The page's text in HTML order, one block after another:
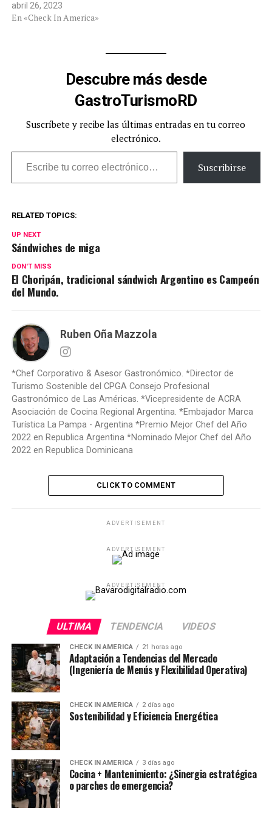
abril 26, 2023
En «Check In America»
Descubre más desde
GastroTurismoRD
Suscríbete y recibe las últimas entradas en tu correo
electrónico.
Escribe tu correo electrónico…
Suscribirse
RELATED TOPICS:
UP NEXT
Sándwiches de miga
DON'T MISS
El Choripán, tradicional sándwich Argentino es Campeón
del Mundo.
Ruben Oña Mazzola
*Chef Corporativo & Asesor Gastronómico. *Director de
Turismo Sostenible del CPGA Consejo Profesional
Gastronómico de Las Américas. *Vicepresidente de ACRA
Asociación de Cocina Regional Argentina. *Embajador Marca
Turística La Pampa - Argentina *Premio Mejor Chef del Año
2022 en Republica Argentina *Nominado Mejor Chef del Año
2022 en Republica Dominicana
CLICK TO COMMENT
ADVERTISEMENT
ADVERTISEMENT
ADVERTISEMENT
ULTIMA TENDENCIA VIDEOS
CHECK IN AMERICA 21 horas ago
Adaptación a Tendencias del Mercado
(Ingeniería de Menús y Flexibilidad Operativa)
CHECK IN AMERICA 2 días ago
Sostenibilidad y Eficiencia Energética
CHECK IN AMERICA 3 días ago
Cocina + Mantenimiento: ¿Sinergia estratégica
o parches de emergencia?